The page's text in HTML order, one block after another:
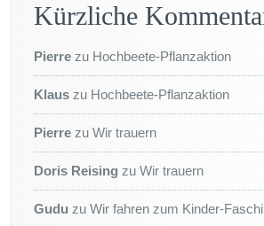
Kürzliche
Pierre zu Hochbeete-Pflanzaktion
Klaus zu Hochbeete-Pflanzaktion
Pierre zu Wir trauern
Doris Reising zu Wir trauern
Gudu zu Wir fahren zum Kinder-